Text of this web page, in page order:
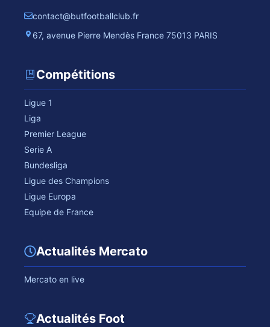
contact@butfootballclub.fr
67, avenue Pierre Mendès France 75013 PARIS
Compétitions
Ligue 1
Liga
Premier League
Serie A
Bundesliga
Ligue des Champions
Ligue Europa
Equipe de France
Actualités Mercato
Mercato en live
Actualités Foot